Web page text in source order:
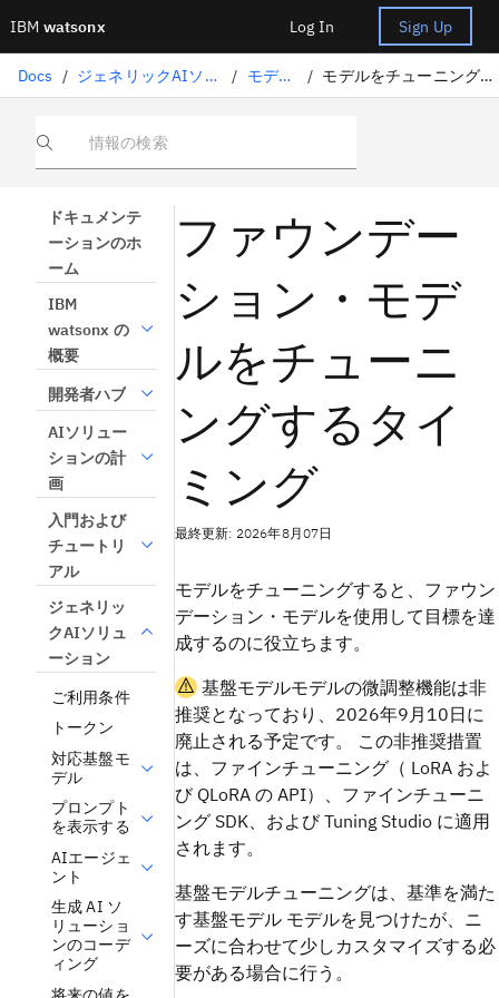
IBM watsonx Log In Sign Up
Docs / ジェネリックAIソリューション / モデル調整 / モデルをチューニングするタイミング
情報の検索
ドキュメンテ
ーションのホ
ーム
IBM
watsonx の
概要
開発者ハブ
AIソリュー
ションの計
画
入門および
チュートリ
アル
ジェネリッ
クAIソリュ
ーション
ご利用条件
トークン
対応基盤モ
デル
プロンプト
を表示する
AIエージェ
ント
生成 AI ソ
リューショ
ンのコーデ
ィング
ファウンデー
ション・モデ
ルをチューニ
ングするタイ
ミング
最終更新: 2026年8月07日
モデルをチューニングすると、ファウン
デーション・モデルを使用して目標を達
成するのに役立ちます。
基盤モデルモデルの微調整機能は非
推奨となっており、2026年9月10日に
廃止される予定です。 この非推奨措置
は、ファインチューニング（ LoRA およ
び QLoRA の API）、ファインチューニ
ング SDK、および Tuning Studio に適用
されます。
基盤モデルチューニングは、基準を満た
す基盤モデル モデルを見つけたが、ニ
ーズに合わせて少しカスタマイズする必
要がある場合に行う。